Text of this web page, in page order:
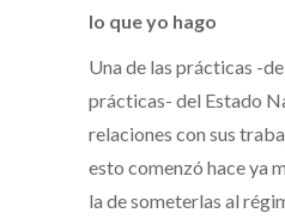
lo que yo hago
Una de las prácticas -
prácticas- del Estado
relaciones con sus
esto comenzó hace ya
la de someterlas al